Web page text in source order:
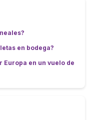
en bodega?
Europa en un vuelo de